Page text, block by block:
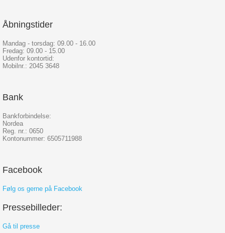
Åbningstider
Mandag - torsdag: 09.00 - 16.00
Fredag: 09.00 - 15.00
Udenfor kontortid:
Mobilnr.: 2045 3648
Bank
Bankforbindelse:
Nordea
Reg. nr.: 0650
Kontonummer: 6505711988
Facebook
Følg os gerne på Facebook
Pressebilleder:
Gå til presse